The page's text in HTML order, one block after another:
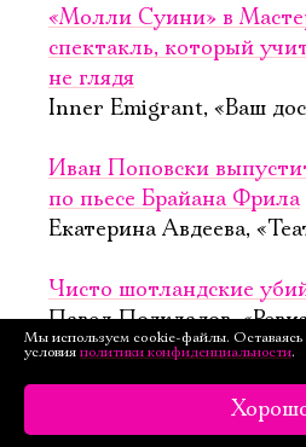
«Молли Суини» в
спектакль, который
не глядя
Inner Emigrant, «Ваш
Иван Поповски
по пьесе Брайана Фрила
Екатерина Авдеева,
Чисто шотландские
Павел Подкладов,
Дикие и симпатичные
Виктория Пешкова,
Мы используем cookie-файлы. Оставаясь
условия политики конфиденциальности.